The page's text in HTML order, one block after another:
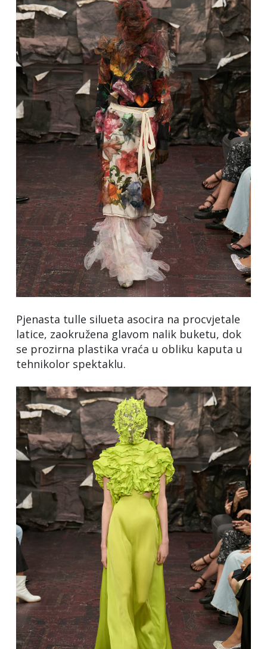
Pjenasta tulle silueta asocira na procvjetale
latice, zaokružena glavom nalik buketu, dok
se prozirna plastika vraća u obliku kaputa u
tehnikolor spektaklu.